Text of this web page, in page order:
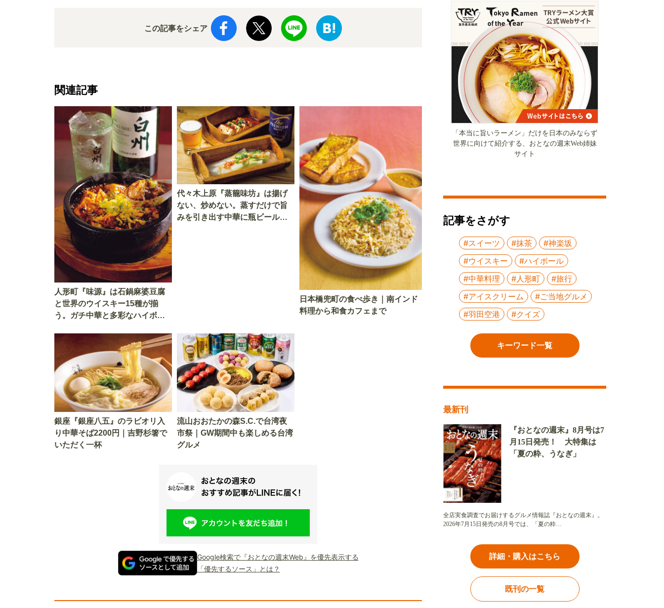
この記事をシェア
関連記事
人形町『味源』は石鍋麻婆豆腐
と世界のウイスキー15種が揃
う。ガチ中華と多彩なハイボー
代々木上原『蒸籠味坊』は揚げ
ない、炒めない。蒸すだけで旨
みを引き出す中華に瓶ビールが
日本橋兜町の食べ歩き｜南インド
料理から和食カフェまで
銀座『銀座八五』のラビオリ入
り中華そば2200円｜吉野杉箸で
いただく一杯
流山おおたかの森S.C.で台湾夜
市祭｜GW期間中も楽しめる台湾
グルメ
Google検索で『おとなの週末Web』を優先表示する
「優先するソース」とは？
「本当に旨いラーメン」だけを日本のみならず
世界に向けて紹介する、おとなの週末Web姉妹
サイト
記事をさがす
#スイーツ #抹茶
#神楽坂
#ウイスキー
#ハイボール
#中華料理
#人形町
#旅行
#アイスクリーム
#ご当地グルメ
#羽田空港
#クイズ
キーワード一覧
最新刊
『おとなの週末』8月号は7
月15日発売！ 大特集は
「夏の粋、うなぎ」
全店実食調査でお届けするグルメ情報誌『おとなの週末』。
2026年7月15日発売の8月号では、「夏の粋…
詳細・購入はこちら
既刊の一覧